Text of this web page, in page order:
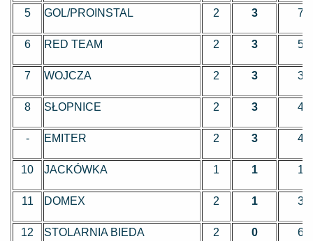
5 GOL/PROINSTAL 2 3 7
6 RED TEAM 2 3 5
7 WOJCZA 2 3 3
8 SŁOPNICE 2 3 4
- EMITER 2 3 4
10 JACKÓWKA 1 1 1
11 DOMEX 2 1 3
12 STOLARNIA BIEDA 2 0 6